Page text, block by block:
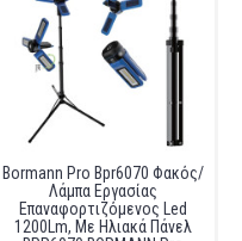
Bormann Pro Bpr6070 Φακός/
Λάμπα Εργασίας
Επαναφορτιζόμενος Led
1200Lm, Με Ηλιακά Πάνελ